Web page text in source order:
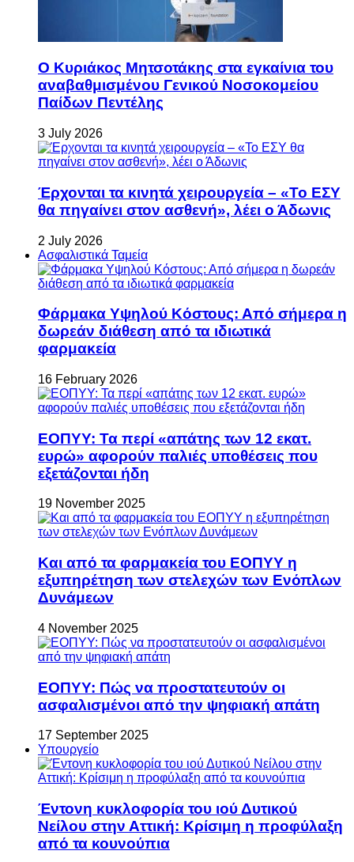
Ο Κυριάκος Μητσοτάκης στα εγκαίνια του
αναβαθμισμένου Γενικού Νοσοκομείου
Παίδων Πεντέλης
3 July 2026
Έρχονται τα κινητά χειρουργεία – «Το ΕΣΥ
θα πηγαίνει στον ασθενή», λέει ο Άδωνις
2 July 2026
Ασφαλιστικά Ταμεία
Φάρμακα Υψηλού Κόστους: Από σήμερα η
δωρεάν διάθεση από τα ιδιωτικά
φαρμακεία
16 February 2026
ΕΟΠΥΥ: Τα περί «απάτης των 12 εκατ.
ευρώ» αφορούν παλιές υποθέσεις που
εξετάζονται ήδη
19 November 2025
Και από τα φαρμακεία του ΕΟΠΥΥ η
εξυπηρέτηση των στελεχών των Ενόπλων
Δυνάμεων
4 November 2025
ΕΟΠΥΥ: Πώς να προστατευτούν οι
ασφαλισμένοι από την ψηφιακή απάτη
17 September 2025
Υπουργείο
Έντονη κυκλοφορία του ιού Δυτικού
Νείλου στην Αττική: Κρίσιμη η προφύλαξη
από τα κουνούπια